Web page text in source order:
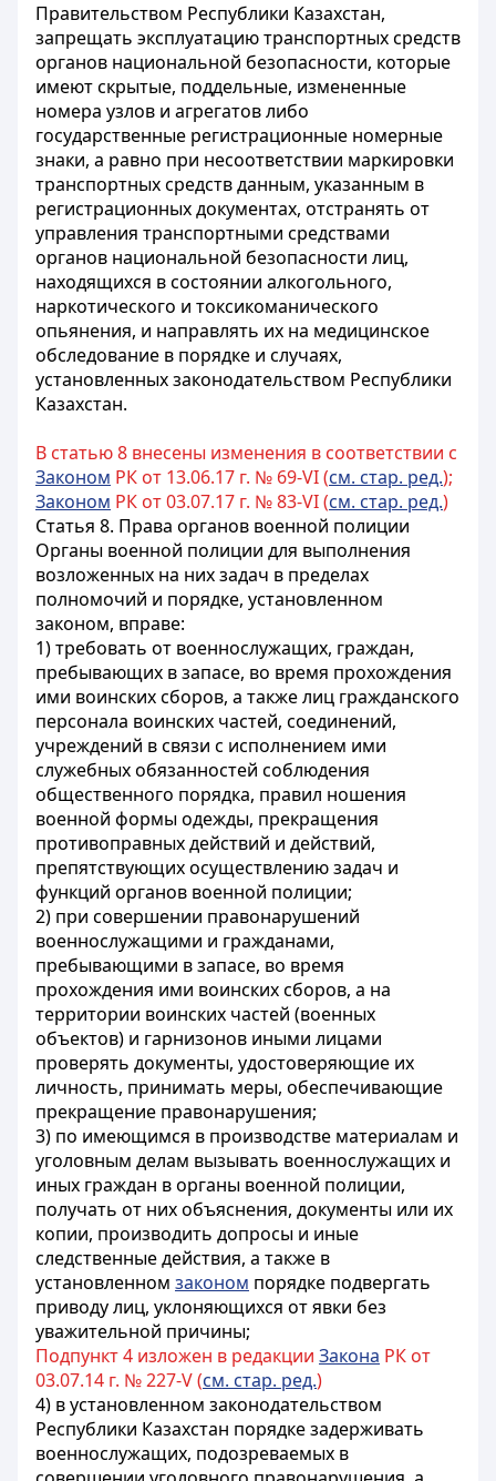
Правительством Республики Казахстан,
запрещать эксплуатацию транспортных средств
органов национальной безопасности, которые
имеют скрытые, поддельные, измененные
номера узлов и агрегатов либо
государственные регистрационные номерные
знаки, а равно при несоответствии маркировки
транспортных средств данным, указанным в
регистрационных документах, отстранять от
управления транспортными средствами
органов национальной безопасности лиц,
находящихся в состоянии алкогольного,
наркотического и токсикоманического
опьянения, и направлять их на медицинское
обследование в порядке и случаях,
установленных законодательством Республики
Казахстан.
В статью 8 внесены изменения в соответствии с
Законом РК от 13.06.17 г. № 69-VI (см. стар. ред.);
Законом РК от 03.07.17 г. № 83-VI (см. стар. ред.)
Статья 8. Права органов военной полиции
Органы военной полиции для выполнения
возложенных на них задач в пределах
полномочий и порядке, установленном
законом, вправе:
1) требовать от военнослужащих, граждан,
пребывающих в запасе, во время прохождения
ими воинских сборов, а также лиц гражданского
персонала воинских частей, соединений,
учреждений в связи с исполнением ими
служебных обязанностей соблюдения
общественного порядка, правил ношения
военной формы одежды, прекращения
противоправных действий и действий,
препятствующих осуществлению задач и
функций органов военной полиции;
2) при совершении правонарушений
военнослужащими и гражданами,
пребывающими в запасе, во время
прохождения ими воинских сборов, а на
территории воинских частей (военных
объектов) и гарнизонов иными лицами
проверять документы, удостоверяющие их
личность, принимать меры, обеспечивающие
прекращение правонарушения;
3) по имеющимся в производстве материалам и
уголовным делам вызывать военнослужащих и
иных граждан в органы военной полиции,
получать от них объяснения, документы или их
копии, производить допросы и иные
следственные действия, а также в
установленном законом порядке подвергать
приводу лиц, уклоняющихся от явки без
уважительной причины;
Подпункт 4 изложен в редакции Закона РК от
03.07.14 г. № 227-V (см. стар. ред.)
4) в установленном законодательством
Республики Казахстан порядке задерживать
военнослужащих, подозреваемых в